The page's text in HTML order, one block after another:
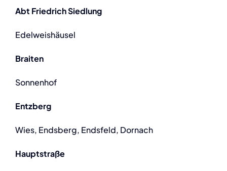
Abt Friedrich Siedlung
Edelweishäusel
Braiten
Sonnenhof
Entzberg
Wies, Endsberg, Endsfeld, Dornach
Hauptstraße